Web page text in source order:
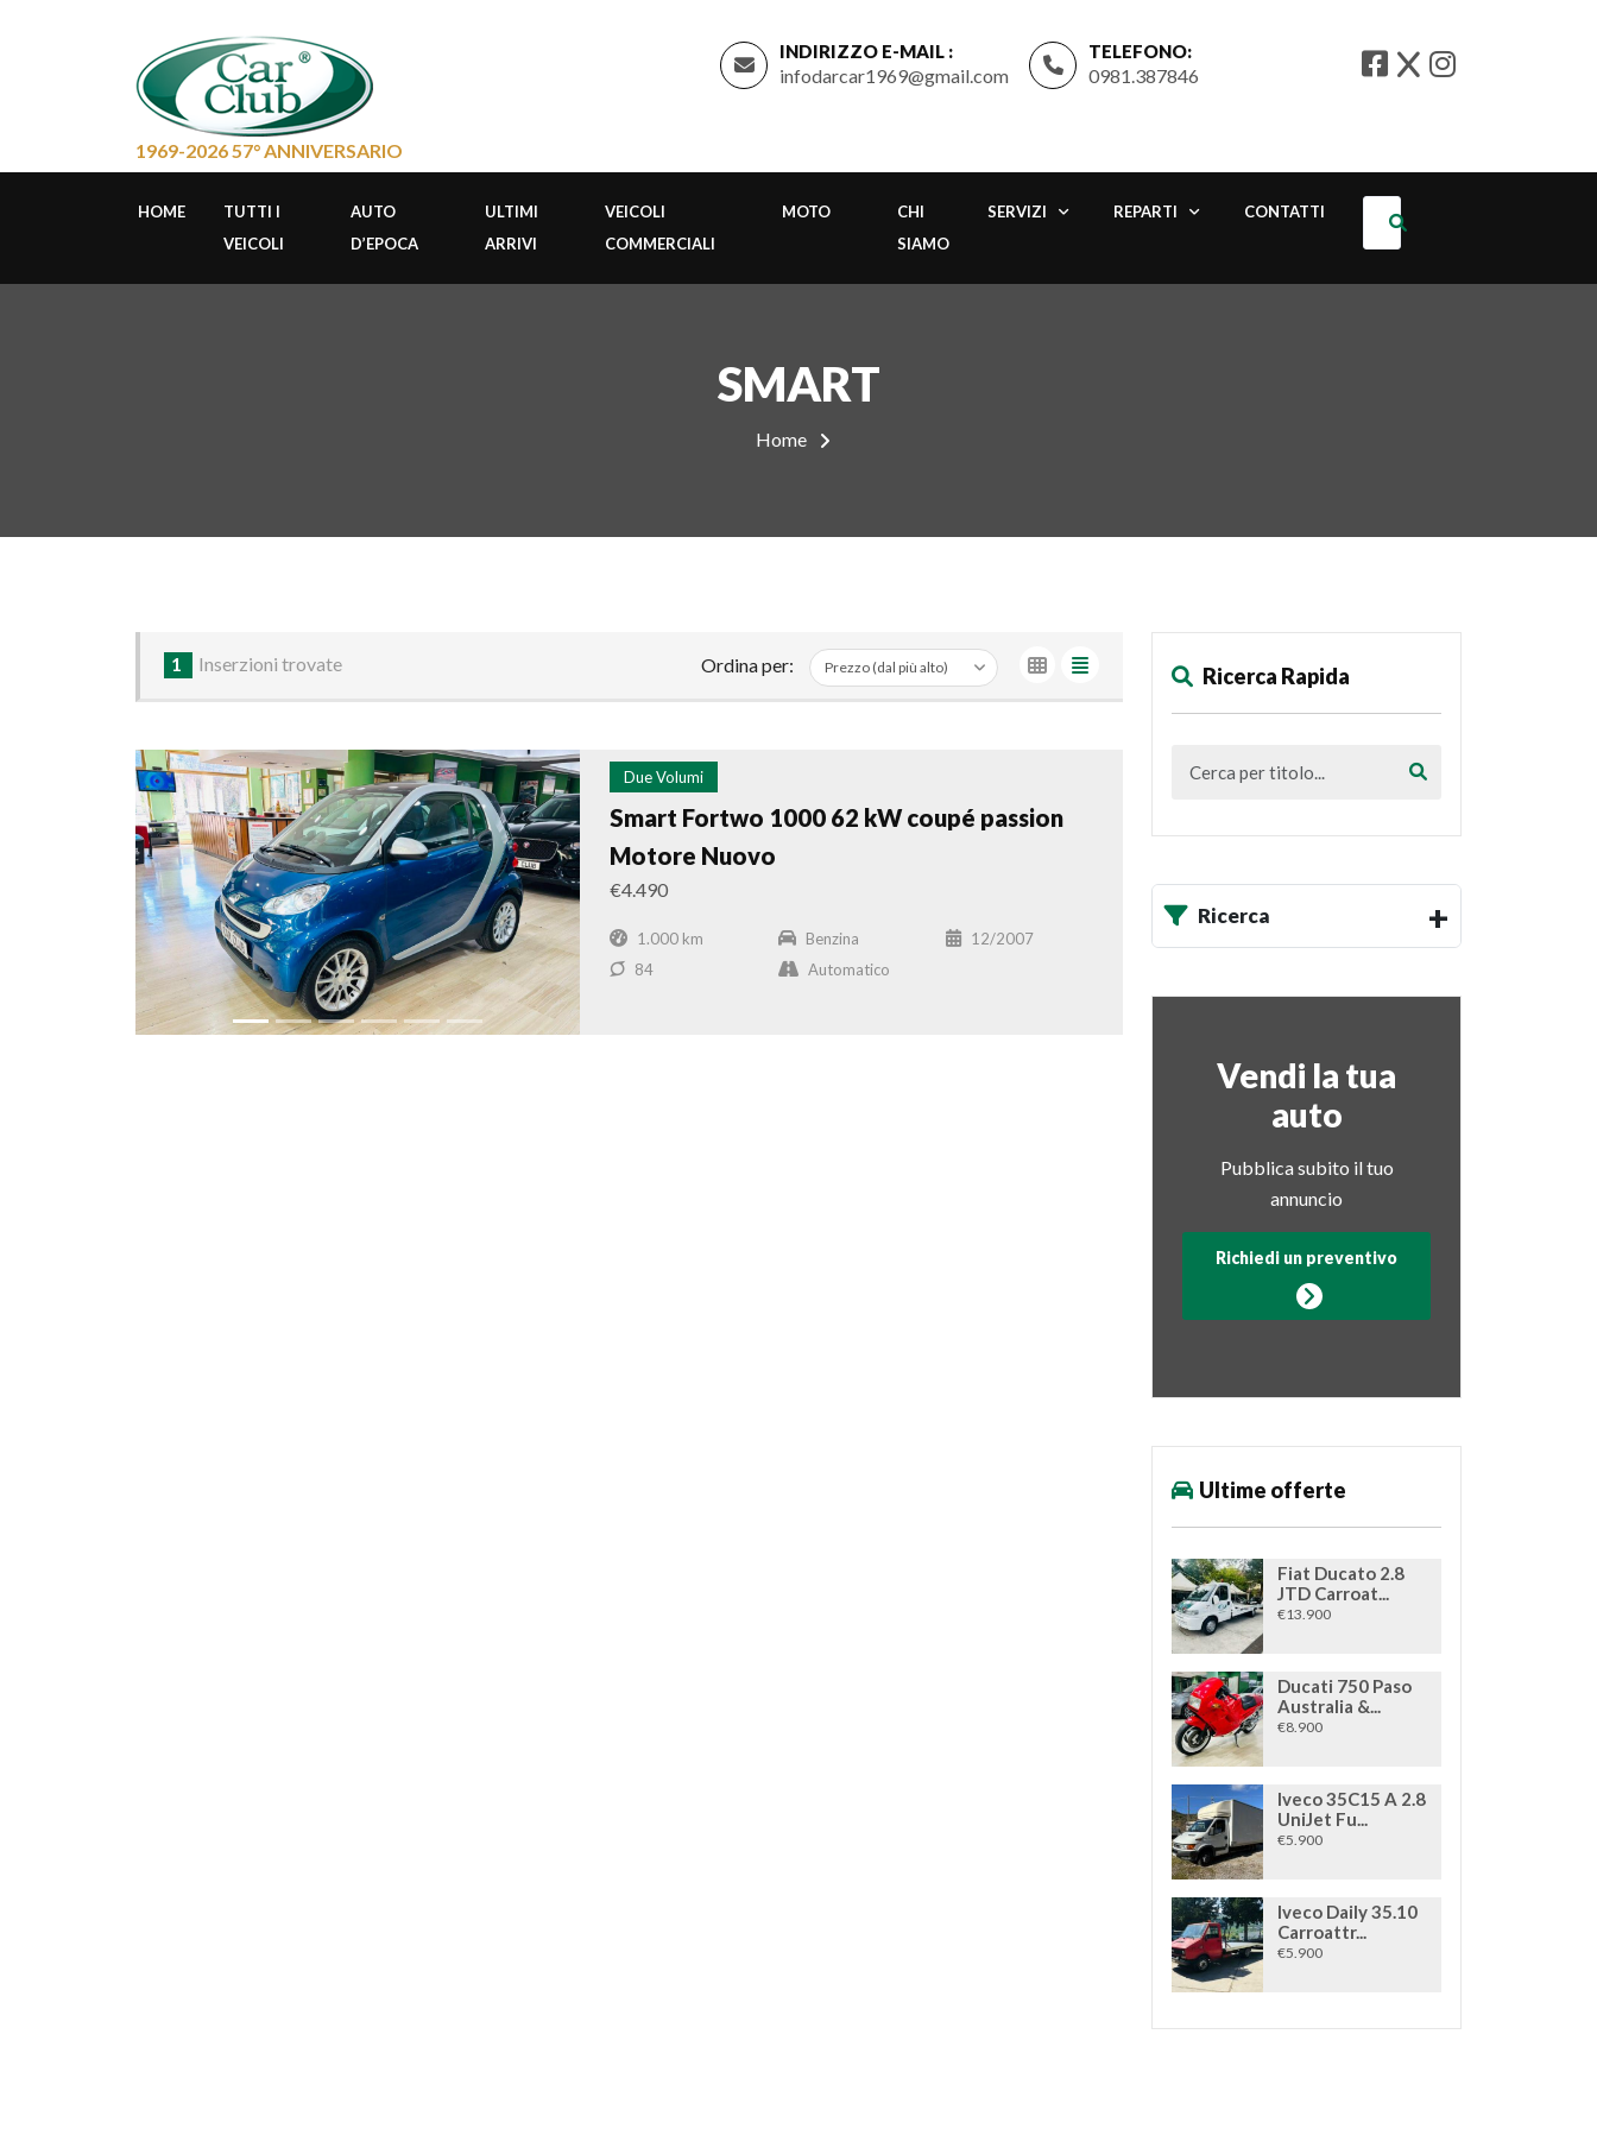
INDIRIZZO E-MAIL :
infodarcar1969@gmail.com
TELEFONO:
0981.387846
1969-2026 57° ANNIVERSARIO
HOME
TUTTI I
VEICOLI
AUTO
D’EPOCA
ULTIMI
ARRIVI
VEICOLI
COMMERCIALI
MOTO
CHI
SIAMO
SERVIZI REPARTI CONTATTI
SMART
Home
1 Inserzioni trovate Ordina per:
Due Volumi
Smart Fortwo 1000 62 kW coupé passion
Motore Nuovo
€4.490
1.000 km Benzina
12/2007
84
Automatico
Ricerca Rapida
Ricerca
Vendi la tua
auto
Pubblica subito il tuo
annuncio
Richiedi un preventivo
Ultime offerte
Fiat Ducato 2.8
JTD Carroat...
€13.900
Ducati 750 Paso
Australia &...
€8.900
Iveco 35C15 A 2.8
UniJet Fu...
€5.900
Iveco Daily 35.10
Carroattr...
€5.900